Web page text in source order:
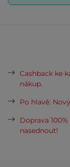
Cashback ke
nákup.
Po hlavě:
Doprava
nasednout!